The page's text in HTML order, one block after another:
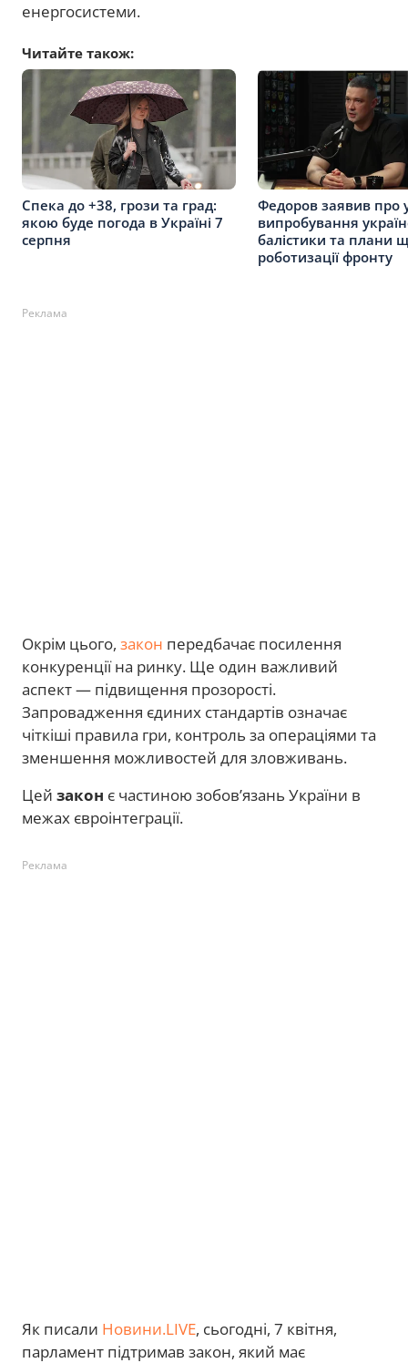
енергосистеми.
Читайте також:
Спека до +38, грози та град:
якою буде погода в Україні 7
серпня
Федоров заявив про
випробування
балістики та плани
роботизації фронту
Реклама
Окрім цього, закон передбачає посилення
конкуренції на ринку. Ще один важливий
аспект — підвищення прозорості.
Запровадження єдиних стандартів означає
чіткіші правила гри, контроль за операціями та
зменшення можливостей для зловживань.
Цей закон є частиною зобов’язань України в
межах євроінтеграції.
Реклама
Як писали Новини.LIVE, сьогодні, 7 квітня,
парламент підтримав закон, який має